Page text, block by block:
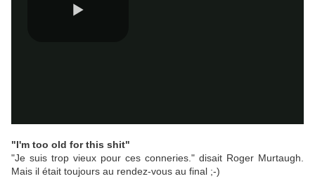
"I'm too old for this shit"
"Je suis trop vieux pour ces conneries." disait Roger Murtaugh.
Mais il était toujours au rendez-vous au final ;-)